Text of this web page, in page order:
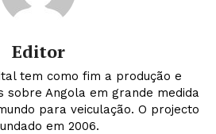
Editor
tem como fim a produção e
sobre Angola em grande medida
para veiculação. O projecto
em 2006.